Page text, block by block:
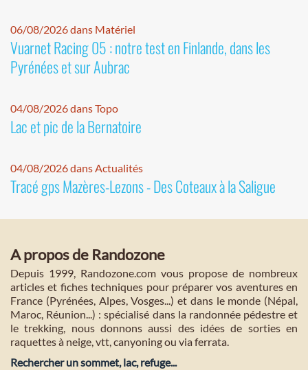
06/08/2026 dans Matériel
Vuarnet Racing 05 : notre test en Finlande, dans les
Pyrénées et sur Aubrac
04/08/2026 dans Topo
Lac et pic de la Bernatoire
04/08/2026 dans Actualités
Tracé gps Mazères-Lezons - Des Coteaux à la Saligue
A propos de Randozone
Depuis 1999, Randozone.com vous propose de nombreux
articles et fiches techniques pour préparer vos aventures en
France (Pyrénées, Alpes, Vosges...) et dans le monde (Népal,
Maroc, Réunion...) : spécialisé dans la randonnée pédestre et
le trekking, nous donnons aussi des idées de sorties en
raquettes à neige, vtt, canyoning ou via ferrata.
Rechercher un sommet, lac, refuge...